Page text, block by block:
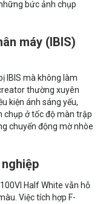
bức ảnh chụp
máy (IBIS)
IBIS mà không làm
thường xuyên
kiện ánh sáng yếu,
chụp ở tốc độ màn trập
chuyển động mờ nhòe
Half White vẫn hỗ
Việc tích hợp F-